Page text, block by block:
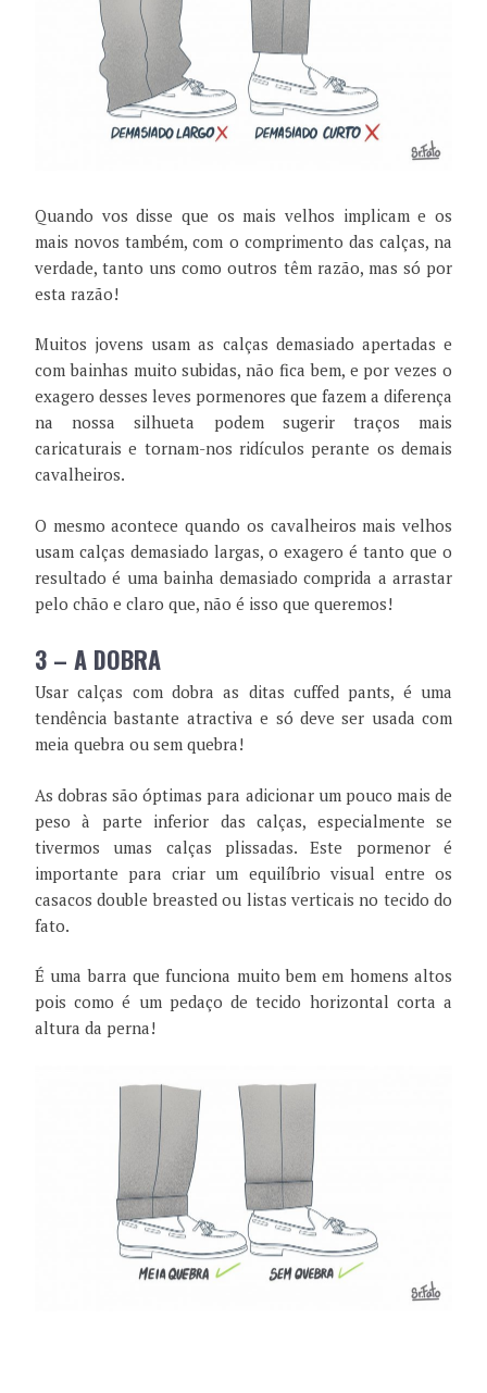
Quando vos disse que os mais velhos implicam e os
mais novos também, com o comprimento das calças, na
verdade, tanto uns como outros têm razão, mas só por
esta razão!
Muitos jovens usam as calças demasiado apertadas e
com bainhas muito subidas, não fica bem, e por vezes o
exagero desses leves pormenores que fazem a diferença
na nossa silhueta podem sugerir traços mais
caricaturais e tornam-nos ridículos perante os demais
cavalheiros.
O mesmo acontece quando os cavalheiros mais velhos
usam calças demasiado largas, o exagero é tanto que o
resultado é uma bainha demasiado comprida a arrastar
pelo chão e claro que, não é isso que queremos!
3 – A DOBRA
Usar calças com dobra as ditas cuffed pants, é uma
tendência bastante atractiva e só deve ser usada com
meia quebra ou sem quebra!
As dobras são óptimas para adicionar um pouco mais de
peso à parte inferior das calças, especialmente se
tivermos umas calças plissadas. Este pormenor é
importante para criar um equilíbrio visual entre os
casacos double breasted ou listas verticais no tecido do
fato.
É uma barra que funciona muito bem em homens altos
pois como é um pedaço de tecido horizontal corta a
altura da perna!